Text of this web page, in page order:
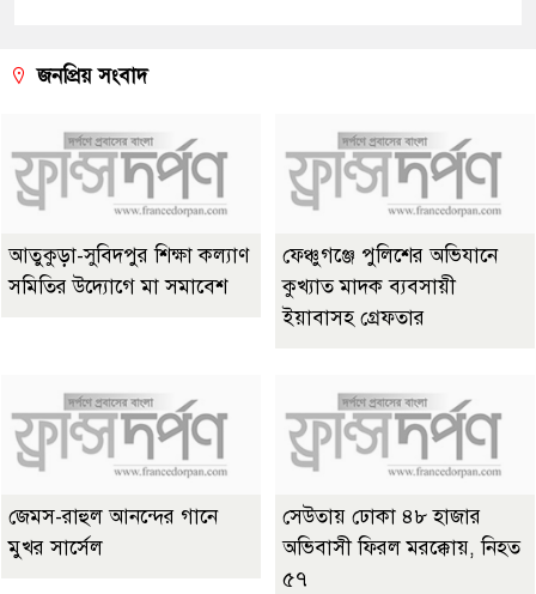
জনপ্রিয় সংবাদ
আতুকুড়া-সুবিদপুর শিক্ষা কল্যাণ
সমিতির উদ্যোগে মা সমাবেশ
ফেঞ্চুগঞ্জে পুলিশের অভিযানে
কুখ্যাত মাদক ব্যবসায়ী
ইয়াবাসহ গ্রেফতার
জেমস-রাহুল আনন্দের গানে
মুখর সার্সেল
সেউতায় ঢোকা ৪৮ হাজার
অভিবাসী ফিরল মরক্কোয়, নিহত
৫৭